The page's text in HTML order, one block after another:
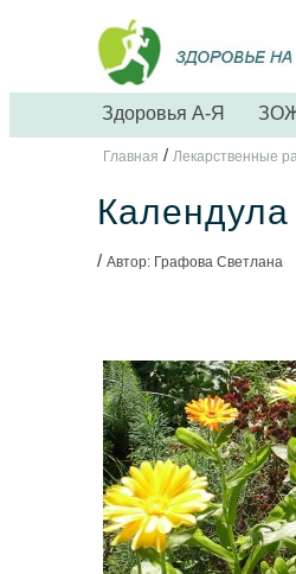
Здоровья А-Я
Главная / Лекарственные
Календула
/ Автор: Графова Светлана